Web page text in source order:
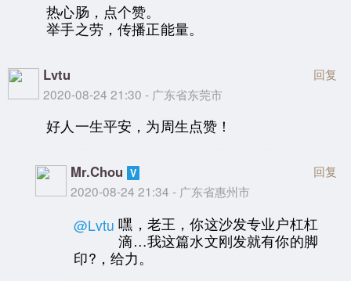
热心肠，点个赞。
举手之劳，传播正能量。
Lvtu
2020-08-24 21:30 - 广东省东莞市
回复
好人一生平安，为周生点赞！
Mr.Chou
2020-08-24 21:34 - 广东省惠州市
回复
@Lvtu 嘿，老王，你这沙发专业户杠杠
滴…我这篇水文刚发就有你的脚
印?，给力。